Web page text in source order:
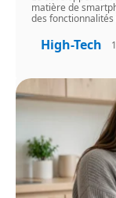
matière de
des
High-Tech